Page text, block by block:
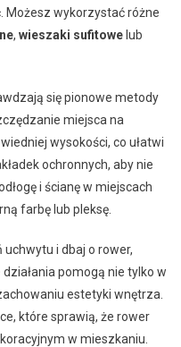
Możesz wykorzystać różne
, wieszaki sufitowelub
się pionowe metody
miejsca na
wysokości, co ułatwi
ochronnych, aby nie
i ścianę w miejscach
farbę lub pleksę.
i dbaj o rower,
pomogą nie tylko w
estetyki wnętrza.
które sprawią, że rower
w mieszkaniu.